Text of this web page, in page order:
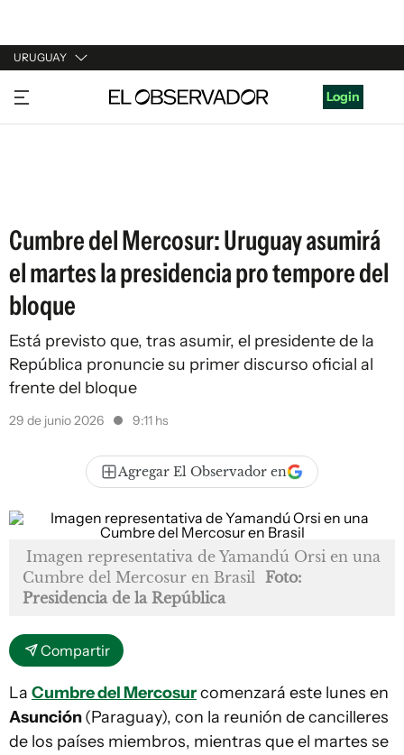
URUGUAY
URUGUAY
ARGENTINA
Login
Cumbre del Mercosur: Uruguay asumirá
el martes la presidencia pro tempore del
bloque
Está previsto que, tras asumir, el presidente de la
República pronuncie su primer discurso oficial al
frente del bloque
29 de junio 2026 9:11 hs
Agregar El Observador en
Imagen representativa de Yamandú Orsi en una
Cumbre del Mercosur en Brasil Foto:
Presidencia de la República
Compartir
La Cumbre del Mercosurcomenzará este lunes en
Asunción(Paraguay), con la reunión de cancilleres
de los países miembros, mientras que el martes se